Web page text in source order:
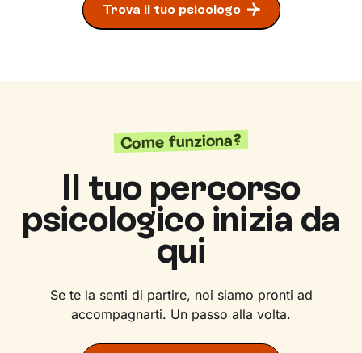
Trova il tuo psicologo
Come funziona?
Il tuo percorso
psicologico inizia da
qui
Se te la senti di partire, noi siamo pronti ad
accompagnarti. Un passo alla volta.